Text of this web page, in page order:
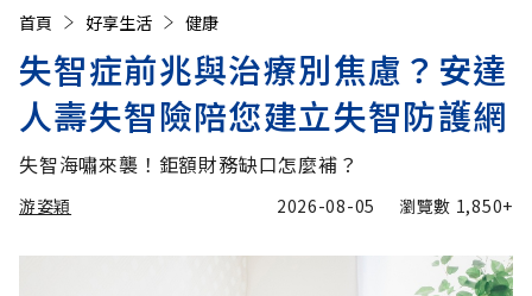
首頁 好享生活 健康
失智症前兆與治療別焦慮？安達
人壽失智險陪您建立失智防護網
失智海嘯來襲！鉅額財務缺口怎麼補？
游姿穎 2026-08-05 瀏覽數 1,850+